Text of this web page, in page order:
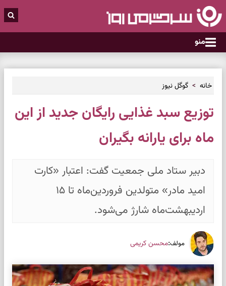
منو
خانه گوگل نیوز
توزیع سبد غذایی رایگان جدید از این
ماه برای یارانه بگیران
دبیر ستاد ملی جمعیت گفت: اعتبار «کارت
امید مادر» متولدین فروردین‌ماه تا ۱۵
اردیبهشت‌ماه شارژ می‌شود.
مولف:محسن کریمی